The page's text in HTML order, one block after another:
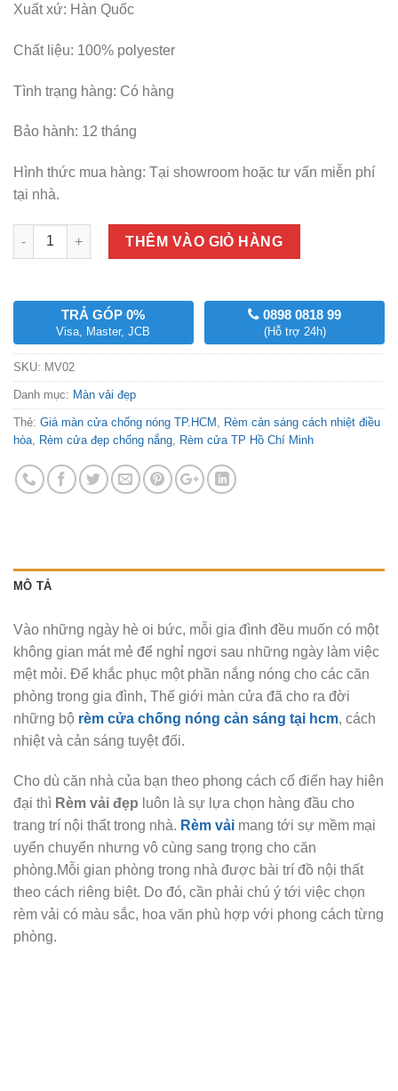
Xuất xứ: Hàn Quốc
Chất liệu: 100% polyester
Tình trạng hàng: Có hàng
Bảo hành: 12 tháng
Hình thức mua hàng: Tại showroom hoặc tư vấn miễn phí
tại nhà.
Số lượng
THÊM VÀO GIỎ HÀNG
TRẢ GÓP 0%
Visa, Master, JCB
0898 0818 99
(Hỗ trợ 24h)
SKU: MV02
Danh mục: Màn vải đẹp
Thẻ: Giá màn cửa chống nóng TP.HCM
Rèm cản sáng cách nhiệt điều
hòa Rèm cửa đẹp chống nắng Rèm cửa TP Hồ Chí Minh
MÔ TẢ
Vào những ngày hè oi bức, mỗi gia đình đều muốn có một
không gian mát mẻ để nghỉ ngơi sau những ngày làm việc
mệt mỏi. Để khắc phục một phần nắng nóng cho các căn
phòng trong gia đình, Thế giới màn cửa đã cho ra đời
những bộ rèm cửa chống nóng cản sáng tại hcm, cách
nhiệt và cản sáng tuyệt đối.
Cho dù căn nhà của bạn theo phong cách cổ điển hay hiên
đại thì Rèm vải đẹp luôn là sự lựa chọn hàng đầu cho
trang trí nội thất trong nhà. Rèm vải mang tới sự mềm mại
uyển chuyển nhưng vô cùng sang trọng cho căn
phòng.Mỗi gian phòng trong nhà được bài trí đồ nội thất
theo cách riêng biệt. Do đó, cần phải chú ý tới việc chọn
rèm vải có màu sắc, hoa văn phù hợp với phong cách từng
phòng.